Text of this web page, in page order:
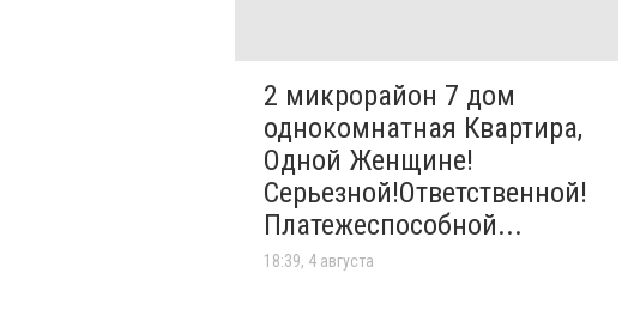
2 микрорайон 7 дом
однокомнатная Квартира,
Одной Женщине!
Серьезной!Ответственной!
Платежеспособной...
18:39, 4 августа